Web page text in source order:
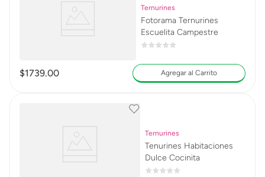
Ternurines
Fotorama Ternurines
Escuelita Campestre
$1739.00 Agregar al Carrito
Ternurines
Tenurines Habitaciones
Dulce Cocinita